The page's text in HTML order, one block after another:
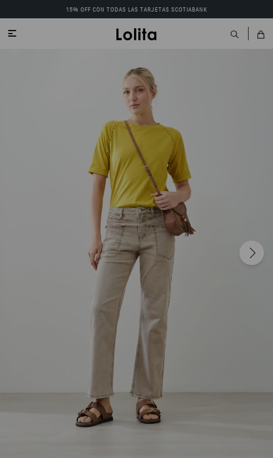
15% OFF CON TODAS LAS TARJETAS SCOTIABANK
